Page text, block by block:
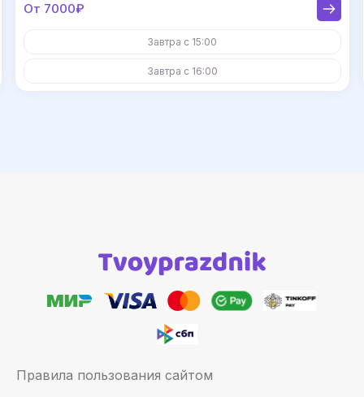
От 7000₽
Завтра с 15:00
Завтра с 16:00
Правила пользования сайтом